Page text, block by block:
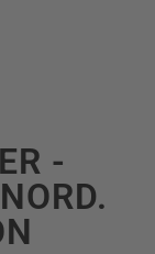
-